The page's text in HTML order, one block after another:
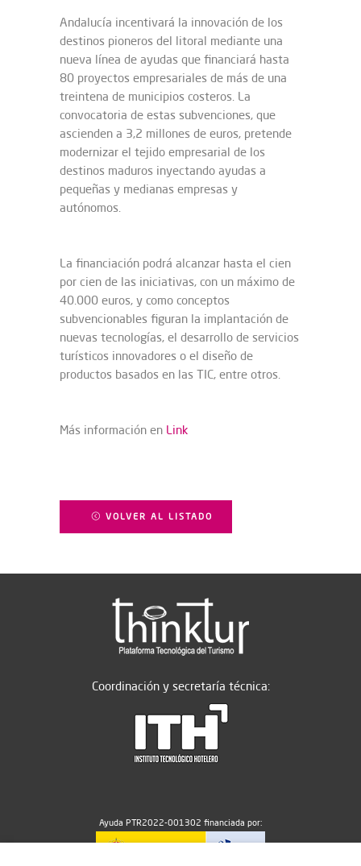
Andalucía incentivará la innovación de los
destinos pioneros del litoral mediante una
nueva línea de ayudas que financiará hasta
80 proyectos empresariales de más de una
treintena de municipios costeros. La
convocatoria de estas subvenciones, que
ascienden a 3,2 millones de euros, pretende
modernizar el tejido empresarial de los
destinos maduros inyectando ayudas a
pequeñas y medianas empresas y
autónomos.
La financiación podrá alcanzar hasta el cien
por cien de las iniciativas, con un máximo de
40.000 euros, y como conceptos
subvencionables figuran la implantación de
nuevas tecnologías, el desarrollo de servicios
turísticos innovadores o el diseño de
productos basados en las TIC, entre otros.
Más información en Link
VOLVER AL LISTADO
Coordinación y secretaría técnica:
Ayuda PTR2022-001302 financiada por: